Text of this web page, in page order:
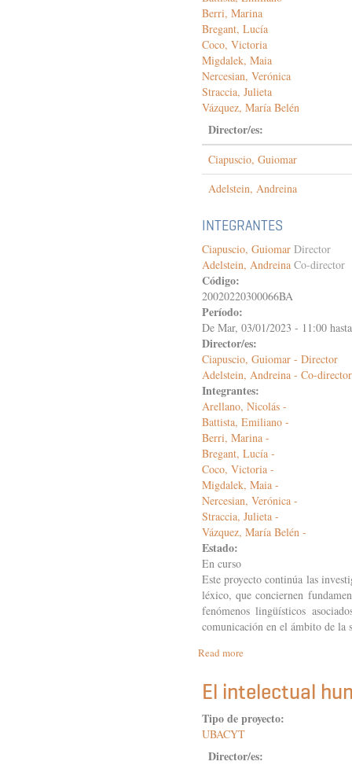
un
poeta
cortesano
en
la
década
de
1620
de
la
poesía
española
Berri, Marina
Bregant, Lucía
Coco, Victoria
Migdalek, Maia
Nercesian, Verónica
Straccia, Julieta
Vázquez, María Belén
Director/es:
Ciapuscio, Guiomar
Adelstein, Andreina
INTEGRANTES
Ciapuscio, Guiomar Director
Adelstein, Andreina Co-director
Código:
20020220300066BA
Período:
De Mar, 03/01/2023 - 11:00
Director/es:
Ciapuscio, Guiomar - Director
Adelstein, Andreina - Co-director
Integrantes:
Arellano, Nicolás -
Battista, Emiliano -
Berri, Marina -
Bregant, Lucía -
Coco, Victoria -
Migdalek, Maia -
Nercesian, Verónica -
Straccia, Julieta -
Vázquez, María Belén -
Estado:
En curso
Este proyecto continúa las
léxico, que conciernen
fenómenos lingüísticos
comunicación en el ámbito de la
Read more
recursos
en
contextos
de
El intelectual
Tipo de proyecto:
UBACYT
Director/es: